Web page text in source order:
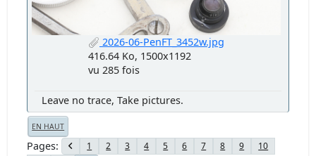
2026-06-PenFT_3452w.jpg
416.64 Ko, 1500x1192
vu 285 fois
Leave no trace, Take pictures.
EN HAUT
Pages 1 2 3 4 5 6 7 8 9 10